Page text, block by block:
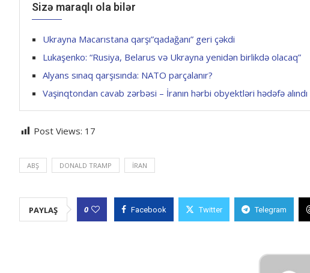
Sizə maraqlı ola bilər
Ukrayna Macarıstana qarşı”qadağanı” geri çəkdi
Lukaşenko: “Rusiya, Belarus və Ukrayna yenidən birlikdə olacaq”
Alyans sınaq qarşısında: NATO parçalanır?
Vaşinqtondan cavab zərbəsi – İranın hərbi obyektləri hədəfə alındı
Post Views: 17
ABŞ DONALD TRAMP İRAN
PAYLAŞ 0 Facebook Twitter Telegram